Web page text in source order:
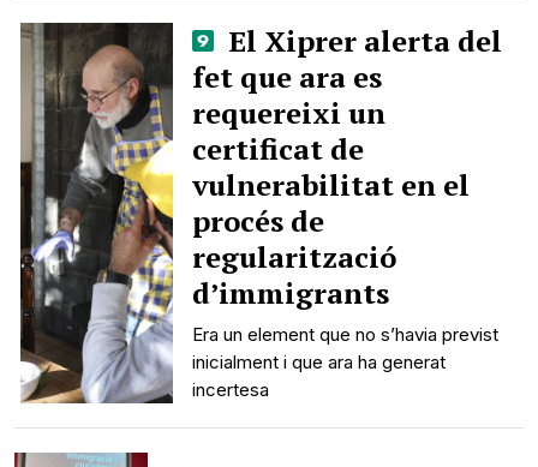
El Xiprer alerta del
fet que ara es
requereixi un
certificat de
vulnerabilitat en el
procés de
regularització
d’immigrants
Era un element que no s’havia previst
inicialment i que ara ha generat
incertesa